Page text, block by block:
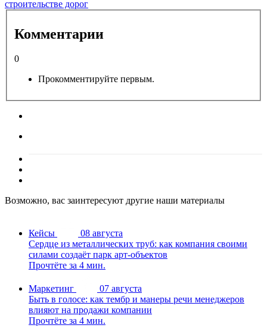
строительстве дорог
Комментарии
0
Прокомментируйте первым.
Возможно, вас заинтересуют другие наши материалы
Кейсы
08 августа
Сердце из металлических труб: как компания своими
силами создаёт парк арт-объектов
Прочтёте за 4 мин.
Маркетинг
07 августа
Быть в голосе: как тембр и манеры речи менеджеров
влияют на продажи компании
Прочтёте за 4 мин.